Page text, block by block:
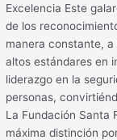
Excelencia Este
de los
manera constante,
altos estándares en
liderazgo en la
personas,
La Fundación Santa
máxima distinción